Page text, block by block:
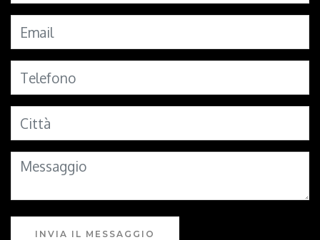
INVIA IL MESSAGGIO